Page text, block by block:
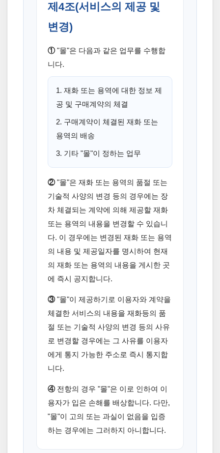
제4조(서비스의 제공 및
변경)
①"몰"은 다음과 같은 업무를 수행합
니다.
1. 재화 또는 용역에 대한 정보 제
공 및 구매계약의 체결
2. 구매계약이 체결된 재화 또는
용역의 배송
3. 기타 "몰"이 정하는 업무
②"몰"은 재화 또는 용역의 품절 또는
기술적 사양의 변경 등의 경우에는 장
차 체결되는 계약에 의해 제공할 재화
또는 용역의 내용을 변경할 수 있습니
다. 이 경우에는 변경된 재화 또는 용역
의 내용 및 제공일자를 명시하여 현재
의 재화 또는 용역의 내용을 게시한 곳
에 즉시 공지합니다.
③"몰"이 제공하기로 이용자와 계약을
체결한 서비스의 내용을 재화등의 품
절 또는 기술적 사양의 변경 등의 사유
로 변경할 경우에는 그 사유를 이용자
에게 통지 가능한 주소로 즉시 통지합
니다.
④전항의 경우 "몰"은 이로 인하여 이
용자가 입은 손해를 배상합니다. 다만,
"몰"이 고의 또는 과실이 없음을 입증
하는 경우에는 그러하지 아니합니다.